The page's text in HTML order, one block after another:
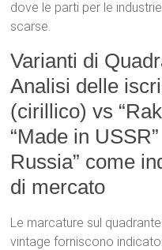
dove le parti per le
scarse.
Varianti di
Analisi delle
(cirillico) vs
“Made in
Russia” come
di mercato
Le marcature sul
vintage forniscono